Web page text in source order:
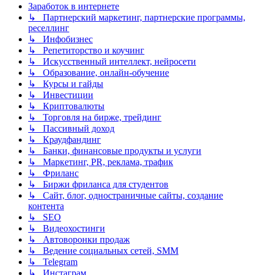
Заработок в интернете
↳ Партнерский маркетинг, партнерские программы,
реселлинг
↳ Инфобизнес
↳ Репетиторство и коучинг
↳ Искусственный интеллект, нейросети
↳ Образование, онлайн-обучение
↳ Курсы и гайды
↳ Инвестиции
↳ Криптовалюты
↳ Торговля на бирже, трейдинг
↳ Пассивный доход
↳ Краудфандинг
↳ Банки, финансовые продукты и услуги
↳ Маркетинг, PR, реклама, трафик
↳ Фриланс
↳ Биржи фриланса для студентов
↳ Сайт, блог, одностраничные сайты, создание
контента
↳ SEO
↳ Видеохостинги
↳ Автоворонки продаж
↳ Ведение социальных сетей, SMM
↳ Telegram
↳ Инстаграм